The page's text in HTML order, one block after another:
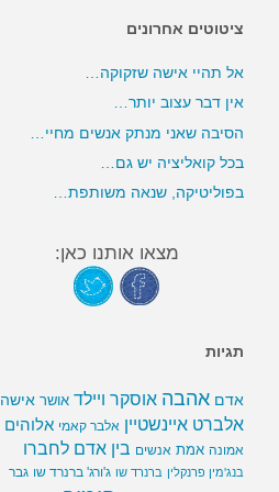
ציטוטים אחרונים
אל תהיי אישה שזקוקה…
אין דבר עצוב יותר…
הסיבה שאני מנתק אנשים מחיי…
בכל קואליציה יש גם…
בפוליטיקה, שנאה משותפת…
מצאו אותנו כאן:
תגיות
אדם אהבה אוסקר ויילד אושר אישה
אלברט איינשטיין אלבר קאמי אלוהים
אמונה אמת אנשים בין אדם לחברו
בנג'מין פרנקלין ברנרד שו ג'ורג' ברנרד שו גבר